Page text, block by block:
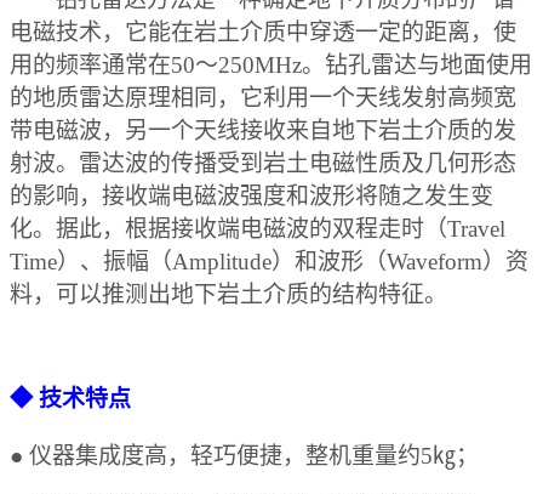
电磁技术，它能在岩土介质中穿透一定的距离，使
用的频率通常在50～250MHz。钻孔雷达与地面使用
的地质雷达原理相同，它利用一个天线发射高频宽
带电磁波，另一个天线接收来自地下岩土介质的发
射波。雷达波的传播受到岩土电磁性质及几何形态
的影响，接收端电磁波强度和波形将随之发生变
化。据此，根据接收端电磁波的双程走时（Travel
Time）、振幅（Amplitude）和波形（Waveform）资
料，可以推测出地下岩土介质的结构特征。
◆ 技术特点
● 仪器集成度高，轻巧便捷，整机重量约5㎏；